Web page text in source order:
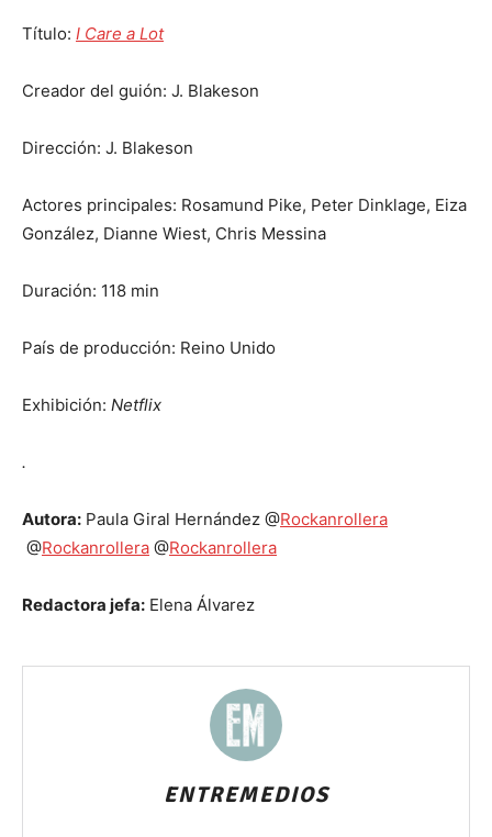
Título: I Care a Lot
Creador del guión: J. Blakeson
Dirección: J. Blakeson
Actores principales: Rosamund Pike, Peter Dinklage, Eiza
González, Dianne Wiest, Chris Messina
Duración: 118 min
País de producción: Reino Unido
Exhibición: Netflix
.
Autora: Paula Giral Hernández @Rockanrollera
@Rockanrollera @Rockanrollera
Redactora jefa: Elena Álvarez
ENTREMEDIOS